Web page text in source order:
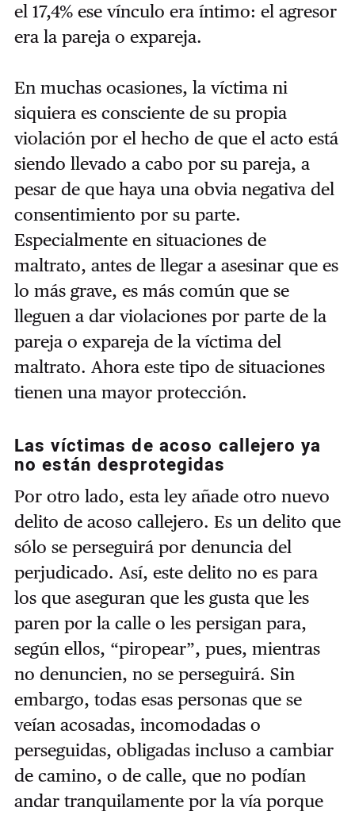
el 17,4% ese vínculo era íntimo: el agresor
era la pareja o expareja.
En muchas ocasiones, la víctima ni
siquiera es consciente de su propia
violación por el hecho de que el acto está
siendo llevado a cabo por su pareja, a
pesar de que haya una obvia negativa del
consentimiento por su parte.
Especialmente en situaciones de
maltrato, antes de llegar a asesinar que es
lo más grave, es más común que se
lleguen a dar violaciones por parte de la
pareja o expareja de la víctima del
maltrato. Ahora este tipo de situaciones
tienen una mayor protección.
Las víctimas de acoso callejero ya
no están desprotegidas
Por otro lado, esta ley añade otro nuevo
delito de acoso callejero. Es un delito que
sólo se perseguirá por denuncia del
perjudicado. Así, este delito no es para
los que aseguran que les gusta que les
paren por la calle o les persigan para,
según ellos, “piropear”, pues, mientras
no denuncien, no se perseguirá. Sin
embargo, todas esas personas que se
veían acosadas, incomodadas o
perseguidas, obligadas incluso a cambiar
de camino, o de calle, que no podían
andar tranquilamente por la vía porque